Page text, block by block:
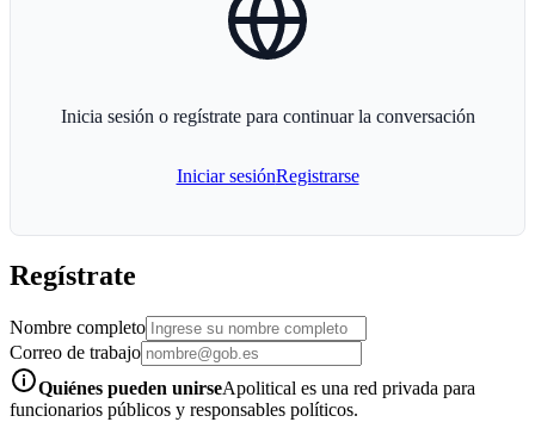
Inicia sesión o regístrate para continuar la conversación
Iniciar sesiónRegistrarse
Regístrate
Nombre completo
Correo de trabajo
Quiénes pueden unirseApolitical es una red privada para
funcionarios públicos y responsables políticos.